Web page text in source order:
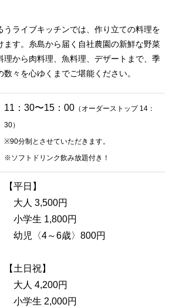
うライブキッチンでは、作り立ての料理を
ます。糸島から届く自社農園の新鮮な野菜
理から肉料理、魚料理、デザートまで、季
々を心ゆくまでご堪能ください。
11：30〜15：00 （オーダーストップ 14：
30）
※90分制とさせていただきます。
※ソフトドリンク飲み放題付き！
【平日】
大人 3,500円
小学生 1,800円
幼児〈4～6歳〉800円
【土日祝】
大人 4,200円
小学生 2,000円
2F 中国料理
鴻臚
TEL 092-482-1164
お席のご予約